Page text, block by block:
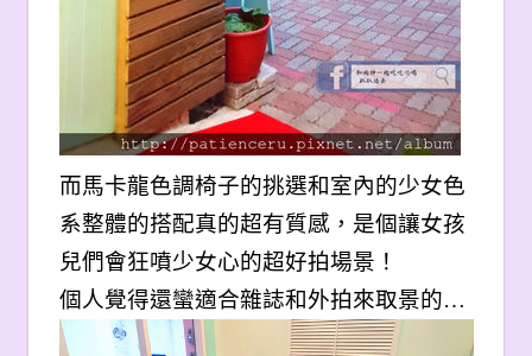
而馬卡龍色調椅子的挑選和室內的少女色
系整體的搭配真的超有質感，是個讓女孩
兒們會狂噴少女心的超好拍場景！
個人覺得還蠻適合雜誌和外拍來取景的…